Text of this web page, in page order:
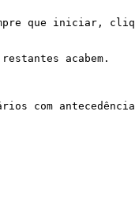
que iniciar,
acabem.
com